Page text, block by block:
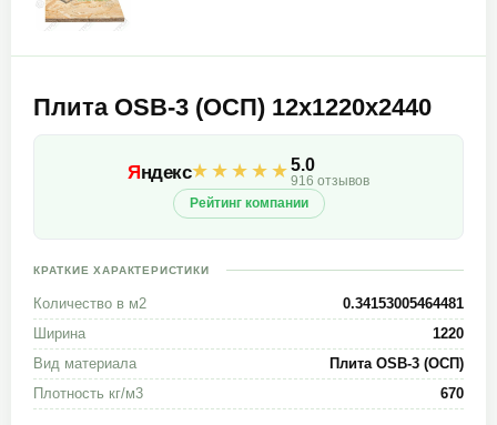
Плита OSB-3 (ОСП) 12х1220х2440
Яндекс★★★★★5.0
916 отзывов
Рейтинг компании
КРАТКИЕ ХАРАКТЕРИСТИКИ
Количество в м2
0.34153005464481
Ширина
1220
Вид материала
Плита OSB-3 (ОСП)
Плотность кг/м3
670